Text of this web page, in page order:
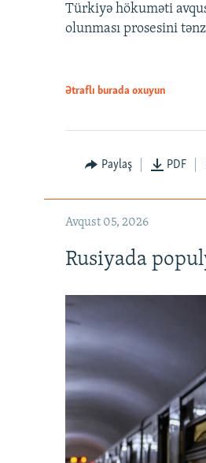
Türkiyə hökuməti
olunması prosesini
Ətraflı burada oxuyun
Paylaş PDF
Avqust 05, 2026
Rusiyada